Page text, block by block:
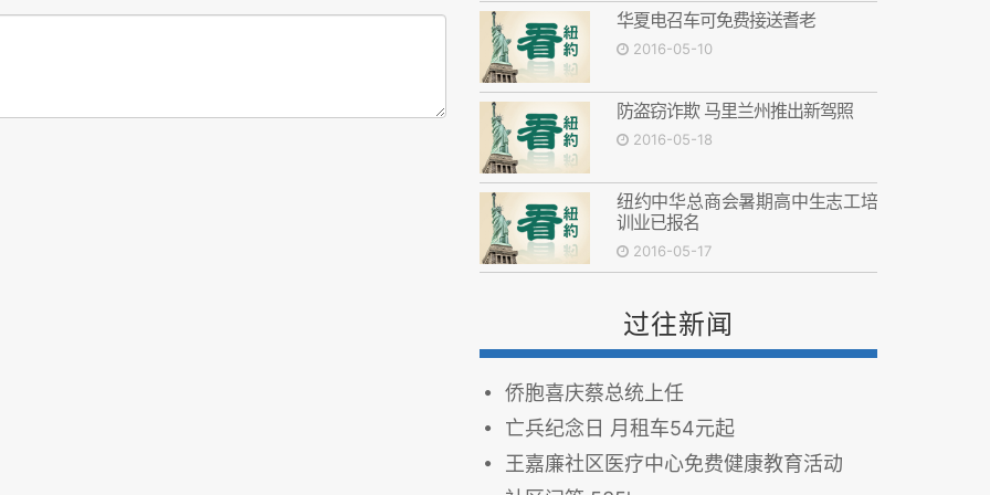
华夏电召车可免费接送耆老
2016-05-10
防盗窃诈欺 马里兰州推出新驾照
2016-05-18
纽约中华总商会暑期高中生志工培
训业已报名
2016-05-17
过往新闻
侨胞喜庆蔡总统上任
亡兵纪念日 月租车54元起
王嘉廉社区医疗中心免费健康教育活动